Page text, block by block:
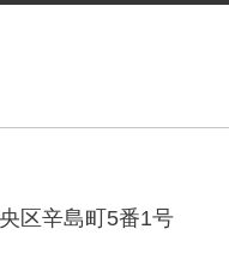
区辛島町5番1号